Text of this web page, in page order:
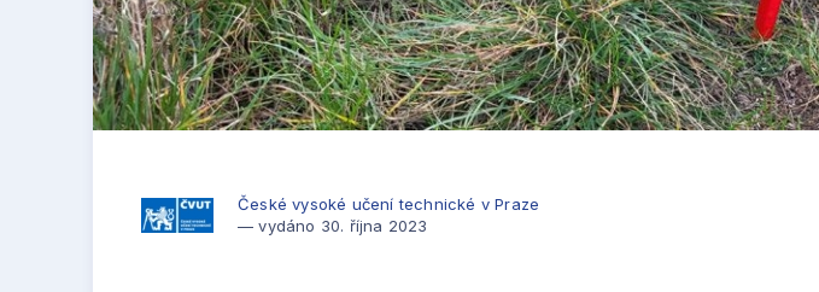
České vysoké učení technické v Praze
— vydáno 30. října 2023